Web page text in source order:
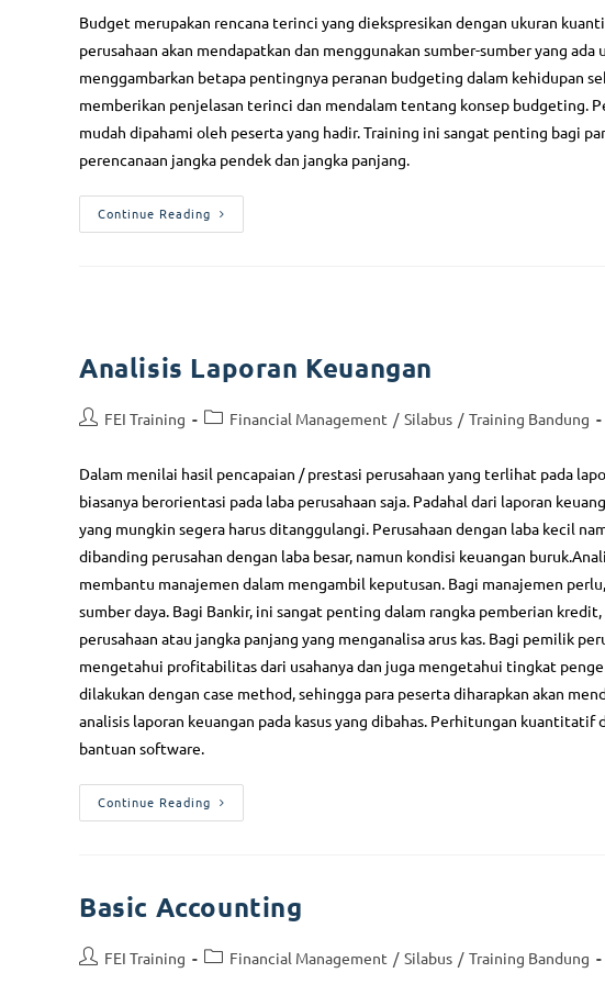
Budget merupakan rencana terinci yang diekspresikan dengan ukuran
perusahaan akan mendapatkan dan menggunakan sumber-sumber yang
menggambarkan betapa pentingnya peranan budgeting dalam kehidupan
memberikan penjelasan terinci dan mendalam tentang konsep budgeting.
mudah dipahami oleh peserta yang hadir. Training ini sangat penting bagi
perencanaan jangka pendek dan jangka panjang.
Continue Reading
Analisis Laporan Keuangan
FEI Training Financial Management / Silabus / Training Bandung
Dalam menilai hasil pencapaian / prestasi perusahaan yang terlihat pada
biasanya berorientasi pada laba perusahaan saja. Padahal dari laporan
yang mungkin segera harus ditanggulangi. Perusahaan dengan laba kecil
dibanding perusahan dengan laba besar, namun kondisi keuangan
membantu manajemen dalam mengambil keputusan. Bagi manajemen
sumber daya. Bagi Bankir, ini sangat penting dalam rangka pemberian
perusahaan atau jangka panjang yang menganalisa arus kas. Bagi pemilik
mengetahui profitabilitas dari usahanya dan juga mengetahui tingkat
dilakukan dengan case method, sehingga para peserta diharapkan akan
analisis laporan keuangan pada kasus yang dibahas. Perhitungan
bantuan software.
Continue Reading
Basic Accounting
FEI Training Financial Management / Silabus / Training Bandung
Kontak Kami
Address:
Setiabudhi Regency Kav. D-31
Wing IV, Jl. Dr. Setiabudhi
Bandung 40559
Mobile:
0811-1111-7040
Email:
fei.training.bandung@gmail.com
Public Training
In House Training
Online Training
Sertifikasi Profesi BNSP
Sertifikasi Microsoft
(MOS)
Management Consulting
Jadwal Public